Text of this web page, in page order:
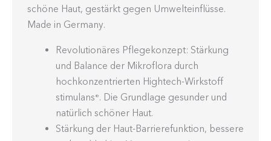
schöne Haut, gestärkt gegen Umwelteinflüsse.
Made in Germany.
Revolutionäres Pflegekonzept: Stärkung
und Balance der Mikroflora durch
hochkonzentrierten Hightech-Wirkstoff
stimulans®. Die Grundlage gesunder und
natürlich schöner Haut.
Stärkung der Haut-Barrierefunktion, bessere